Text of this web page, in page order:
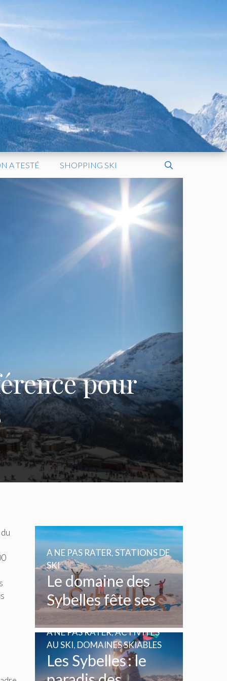
A TESTÉ SHOPPING SKI
pour
Le domaine des
Sybelles fête ses
20 ans
A NE PAS RATER,STATIONS DE
SKI
Les Sybelles : le
A NE PAS RATER,ACTIVITÉS
AU SKI, DOMAINES SKIABLES